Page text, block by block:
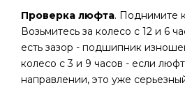
Проверка люфта. Поднимите
Возьмитесь за колесо с 12 и 6
есть зазор - подшипник
колесо с 3 и 9 часов - если
направлении, это уже